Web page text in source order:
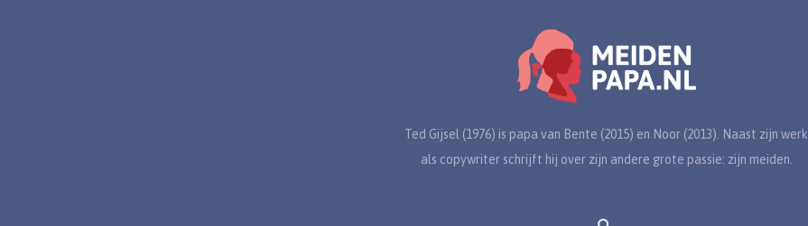
Ted Gijsel (1976) is papa van Bente (2015) en Noor (2013). Naast zijn werk
als copywriter schrijft hij over zijn andere grote passie: zijn meiden.